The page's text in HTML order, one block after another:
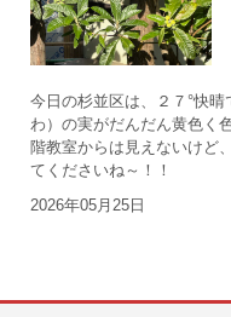
今日の杉並区は、２７°快
わ）の実がだんだん黄色く
階教室からは見えないけど
てくださいね～！！
2026年05月25日